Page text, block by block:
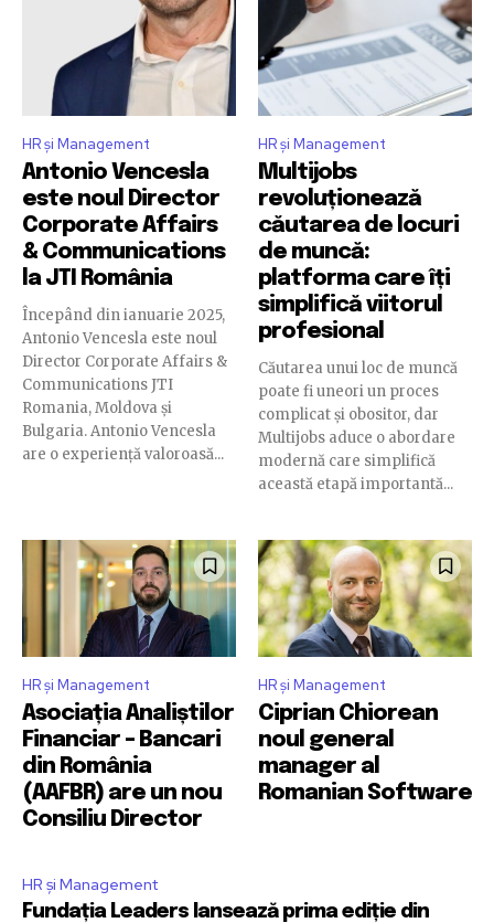
HR și Management
Antonio Vencesla
este noul Director
Corporate Affairs
& Communications
la JTI România
Începând din ianuarie 2025,
Antonio Vencesla este noul
Director Corporate Affairs &
Communications JTI
Romania, Moldova și
Bulgaria. Antonio Vencesla
are o experiență valoroasă...
HR și Management
Multijobs
revoluționează
căutarea de locuri
de muncă:
platforma care îți
simplifică viitorul
profesional
Căutarea unui loc de muncă
poate fi uneori un proces
complicat și obositor, dar
Multijobs aduce o abordare
modernă care simplifică
această etapă importantă...
HR și Management
Asociația Analiștilor
Financiar – Bancari
din România
(AAFBR) are un nou
Consiliu Director
HR și Management
Ciprian Chiorean
noul general
manager al
Romanian Software
HR și Management
Fundația Leaders lansează prima ediție din